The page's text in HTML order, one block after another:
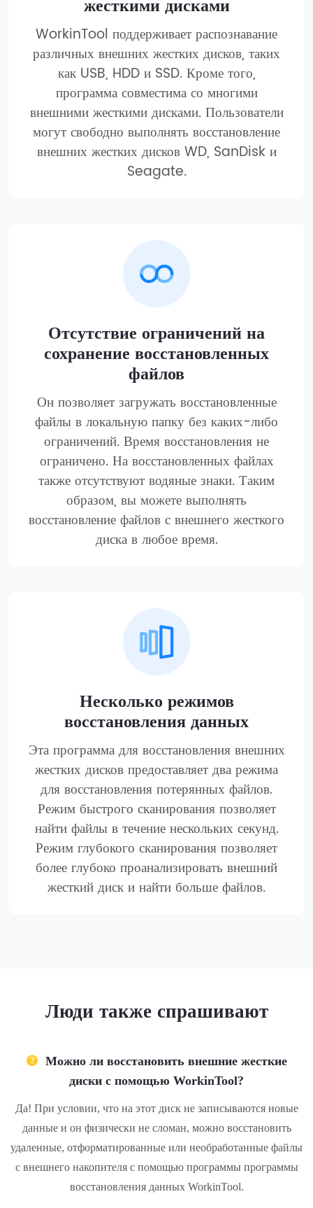
жесткими дисками
WorkinTool поддерживает распознавание
различных внешних жестких дисков, таких
как USB, HDD и SSD. Кроме того,
программа совместима со многими
внешними жесткими дисками. Пользователи
могут свободно выполнять восстановление
внешних жестких дисков WD, SanDisk и
Seagate.
Отсутствие ограничений на
сохранение восстановленных
файлов
Он позволяет загружать восстановленные
файлы в локальную папку без каких-либо
ограничений. Время восстановления не
ограничено. На восстановленных файлах
также отсутствуют водяные знаки. Таким
образом, вы можете выполнять
восстановление файлов с внешнего жесткого
диска в любое время.
Несколько режимов
восстановления данных
Эта программа для восстановления внешних
жестких дисков предоставляет два режима
для восстановления потерянных файлов.
Режим быстрого сканирования позволяет
найти файлы в течение нескольких секунд.
Режим глубокого сканирования позволяет
более глубоко проанализировать внешний
жесткий диск и найти больше файлов.
Люди также спрашивают
Можно ли восстановить внешние жесткие
диски с помощью WorkinTool?
Да! При условии, что на этот диск не записываются новые
данные и он физически не сломан, можно восстановить
удаленные, отформатированные или необработанные файлы
с внешнего накопителя с помощью программы программы
восстановления данных WorkinTool.